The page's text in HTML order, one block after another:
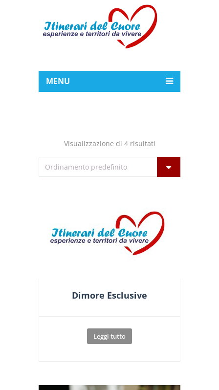
MENU
Visualizzazione di 4 risultati
Dimore Esclusive
Leggi tutto